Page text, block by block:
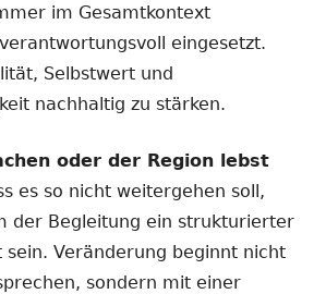
im Gesamtkontext
eingesetzt.
Selbstwert und
nachhaltig zu stärken.
oder der Region lebst
es so nicht weitergehen soll,
der Begleitung ein strukturierter
sein. Veränderung beginnt nicht
sondern mit einer